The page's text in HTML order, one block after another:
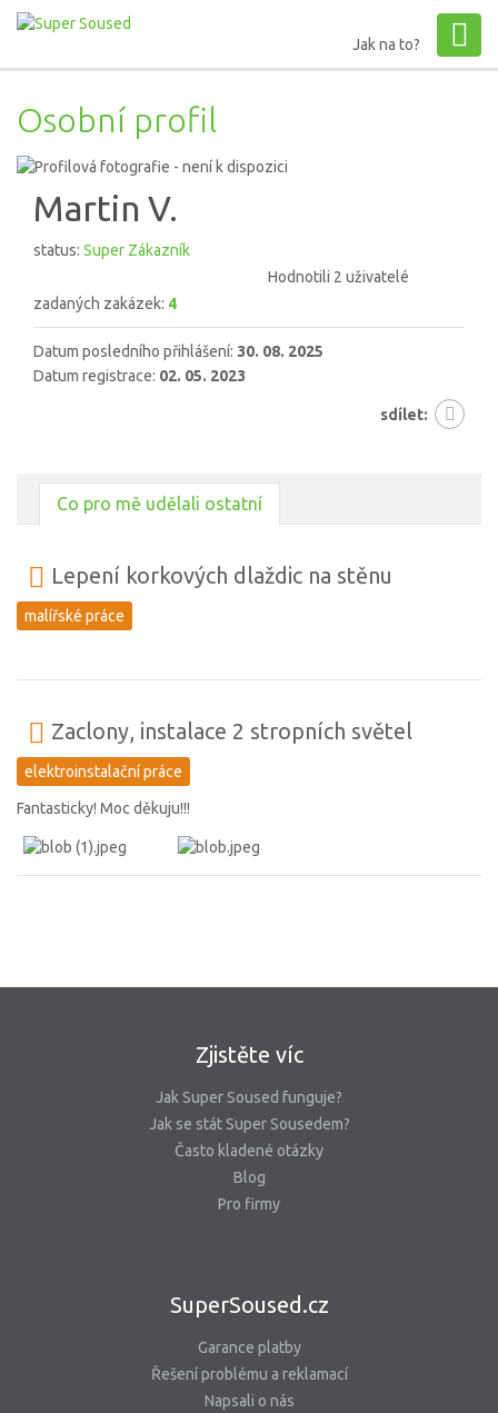
Jak na to?
Osobní profil
Martin V.
status: Super Zákazník
Hodnotili 2 uživatelé
zadaných zakázek: 4
Datum posledního přihlášení: 30. 08. 2025
Datum registrace: 02. 05. 2023
sdílet:
Co pro mě udělali ostatní
Lepení korkových dlaždic na stěnu
malířské práce
Zaclony, instalace 2 stropních světel
elektroinstalační práce
Fantasticky! Moc děkuju!!!
Zjistěte víc
Jak Super Soused funguje?
Jak se stát Super Sousedem?
Často kladené otázky
Blog
Pro firmy
SuperSoused.cz
Garance platby
Řešení problému a reklamací
Napsali o nás